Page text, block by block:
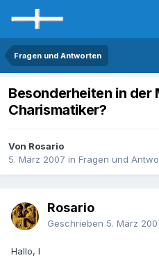
Fragen und Antworten
Besonderheiten in der
Charismatiker?
Von Rosario
5. März 2007 in Fragen und
Rosario
Geschrieben 5. März
Hallo, l